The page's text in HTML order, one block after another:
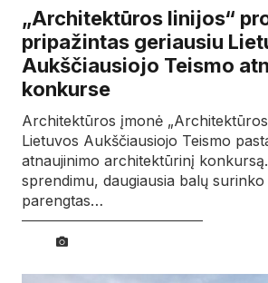
„Architektūros linijos“
pripažintas geriausiu
Aukščiausiojo Teismo
konkurse
Architektūros įmonė „Architektūros
Lietuvos Aukščiausiojo Teismo
atnaujinimo architektūrinį
sprendimu, daugiausia balų
parengtas…